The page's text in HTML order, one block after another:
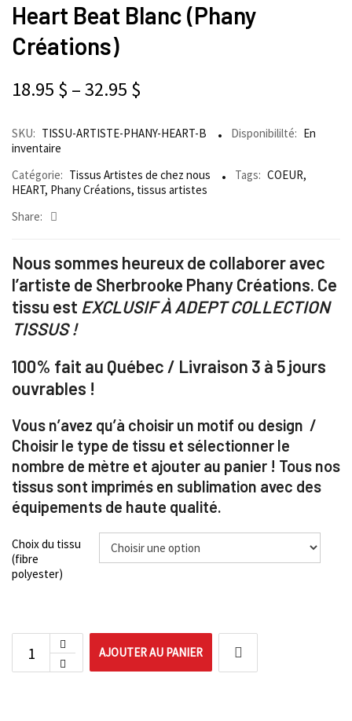
Heart Beat Blanc (Phany
Créations)
18.95 $ –32.95 $
SKU: TISSU-ARTISTE-PHANY-HEART-B Disponibililté: En
inventaire
Catégorie: Tissus Artistes de chez nous Tags: COEUR,
HEART, Phany Créations, tissus artistes
Share:
Nous sommes heureux de collaborer avec
l’artiste de Sherbrooke Phany Créations. Ce
tissu est EXCLUSIF À ADEPT COLLECTION
TISSUS !
100% fait au Québec / Livraison 3 à 5 jours
ouvrables !
Vous n’avez qu’à choisir un motif ou design /
Choisir le type de tissu et sélectionner le
nombre de mètre et ajouter au panier ! Tous nos
tissus sont imprimés en sublimation avec des
équipements de haute qualité.
Choix du tissu
(fibre
polyester)
AJOUTER AU PANIER